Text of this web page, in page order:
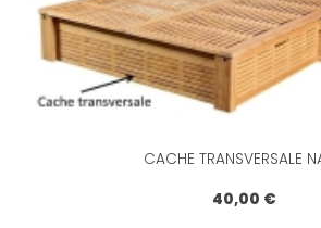
CACHE TRANSVERSALE
40,00 €